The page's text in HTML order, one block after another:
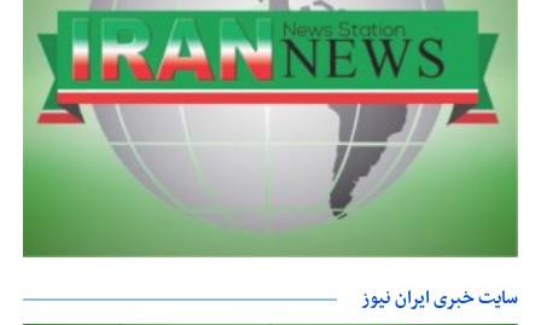
سایت خبری ایران نیوز